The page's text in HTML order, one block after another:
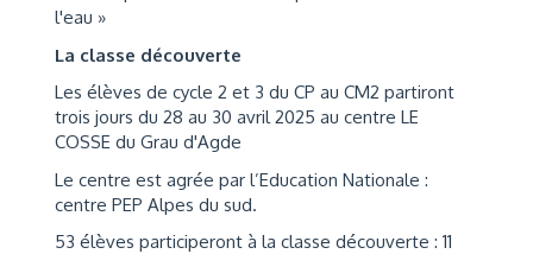
l'eau »
La classe découverte
Les élèves de cycle 2 et 3 du CP au CM2 partiront
trois jours du 28 au 30 avril 2025 au centre LE
COSSE du Grau d'Agde
Le centre est agrée par l’Education Nationale :
centre PEP Alpes du sud.
53 élèves participeront à la classe découverte : 11